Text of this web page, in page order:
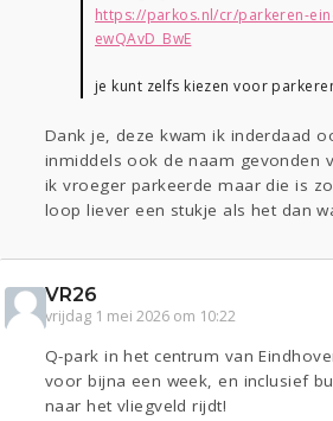
https://parkos.nl/cr/parkeren-
ewQAvD_BwE
je kunt zelfs kiezen voor
Dank je, deze kwam ik inderdaad
inmiddels ook de naam gevonden
ik vroeger parkeerde maar die is
loop liever een stukje als het dan
VR26
vrijdag 1 mei 2026 om 10:22
Q-park in het centrum van
voor bijna een week, en inclusief
naar het vliegveld rijdt!